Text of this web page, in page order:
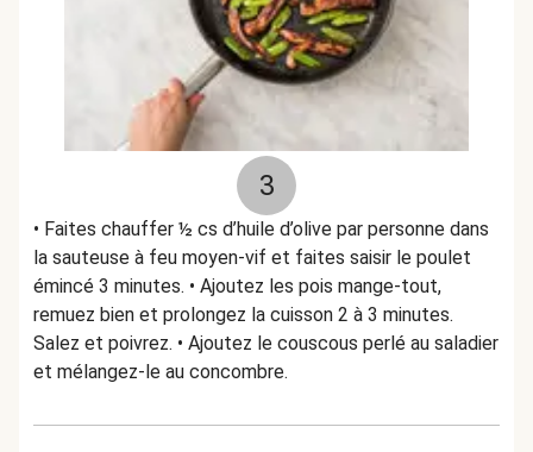
3
• Faites chauffer ½ cs d’huile d’olive par personne dans
la sauteuse à feu moyen-vif et faites saisir le poulet
émincé 3 minutes. • Ajoutez les pois mange-tout,
remuez bien et prolongez la cuisson 2 à 3 minutes.
Salez et poivrez. • Ajoutez le couscous perlé au saladier
et mélangez-le au concombre.